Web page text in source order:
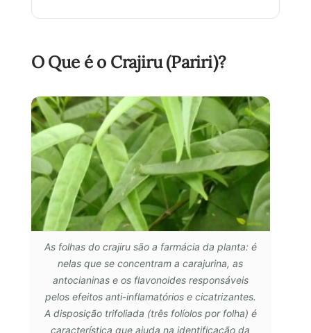
O Que é o Crajiru (Pariri)?
As folhas do crajiru são a farmácia da planta: é
nelas que se concentram a carajurina, as
antocianinas e os flavonoides responsáveis
pelos efeitos anti-inflamatórios e cicatrizantes.
A disposição trifoliada (três folíolos por folha) é
característica que ajuda na identificação da